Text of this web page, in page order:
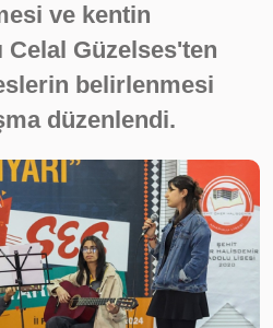
ve kentin
Güzelses'ten
belirlenmesi
düzenlendi.